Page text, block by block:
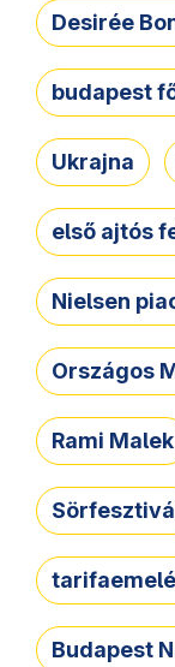
Desirée
budapest
Ukrajna
első ajtós
Nielsen
Országos
Rami Malek
Budapest